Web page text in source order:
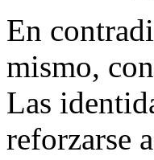
En
mismo,
Las
reforzarse